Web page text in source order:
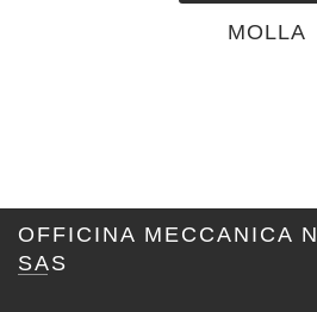
MOLLA
OFFICINA MECCANICA
SAS